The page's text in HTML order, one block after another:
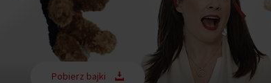
Pobierz bajki